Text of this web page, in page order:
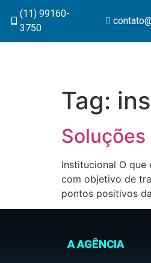
(11) 99160-
3750
Tag:
Institucional O que
com objetivo de
pontos positivos
A AGÊNCIA